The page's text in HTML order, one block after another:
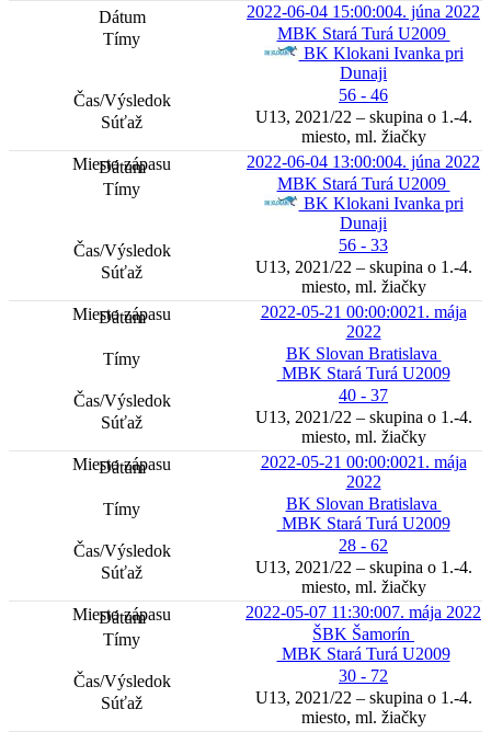
2022-06-04 15:00:004. júna 2022
MBK Stará Turá U2009
BK Klokani Ivanka pri
Dunaji
56 - 46
U13, 2021/22 – skupina o 1.-4.
miesto, ml. žiačky
2022-06-04 13:00:004. júna 2022
MBK Stará Turá U2009
BK Klokani Ivanka pri
Dunaji
56 - 33
U13, 2021/22 – skupina o 1.-4.
miesto, ml. žiačky
2022-05-21 00:00:0021. mája
2022
BK Slovan Bratislava
MBK Stará Turá U2009
40 - 37
U13, 2021/22 – skupina o 1.-4.
miesto, ml. žiačky
2022-05-21 00:00:0021. mája
2022
BK Slovan Bratislava
MBK Stará Turá U2009
28 - 62
U13, 2021/22 – skupina o 1.-4.
miesto, ml. žiačky
2022-05-07 11:30:007. mája 2022
ŠBK Šamorín
MBK Stará Turá U2009
30 - 72
U13, 2021/22 – skupina o 1.-4.
miesto, ml. žiačky